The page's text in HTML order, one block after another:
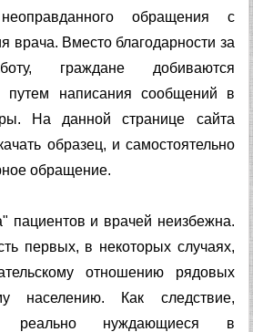
обращения с
врача. Вместо благодарности за
граждане добиваются
путем написания сообщений в
На данной странице сайта
образец, и самостоятельно
обращение.
пациентов и врачей неизбежна.
первых, в некоторых случаях,
отношению рядовых
населению. Как следствие,
реально нуждающиеся в